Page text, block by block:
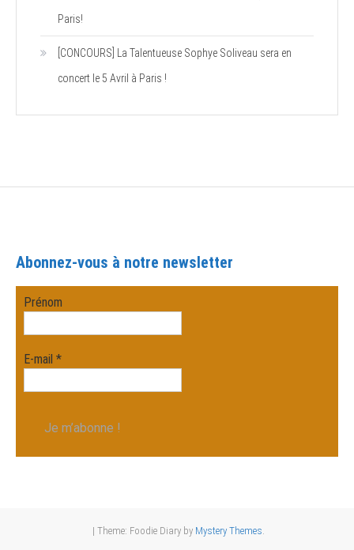
Paris!
[CONCOURS] La Talentueuse Sophye Soliveau sera en
concert le 5 Avril à Paris !
Abonnez-vous à notre newsletter
Prénom
E-mail*
| Theme: Foodie Diary by Mystery Themes.